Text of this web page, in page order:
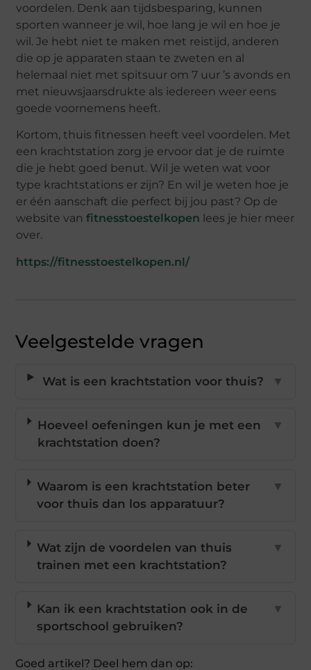
voordelen. Denk aan tijdsbesparing, kunnen
sporten wanneer je wil, hoe lang je wil en hoe je
wil. Je hebt niet te maken met reistijd, anderen
die op je apparaten staan te zweten en al
helemaal niet met spitsuur om 7 uur ’s avonds en
met nieuwsjaarsdrukte als iedereen weer eens
goede voornemens heeft.
Kortom, thuis fitnessen heeft veel voordelen. Met
een krachtstation zorg je ervoor dat je de ruimte
die je hebt goed benut. Wil je weten wat voor
type krachtstations er zijn? En wil je weten hoe je
er één aanschaft die perfect bij jou past? Op de
website vanfitnesstoestelkopen lees je hier meer
over.
https://fitnesstoestelkopen.nl/
Veelgestelde vragen
Wat is een krachtstation voor thuis? ▼
Hoeveel oefeningen kun je met een
krachtstation doen?
▼
Waarom is een krachtstation beter
voor thuis dan los apparatuur?
▼
Wat zijn de voordelen van thuis
trainen met een krachtstation?
▼
Kan ik een krachtstation ook in de
sportschool gebruiken?
▼
Goed artikel? Deel hem dan op: